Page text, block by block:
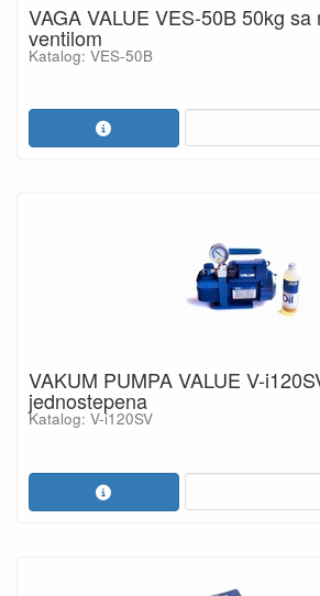
VAGA VALUE VES-50B 50kg sa
ventilom
Katalog: VES-50B
VAKUM PUMPA VALUE V-
jednostepena
Katalog: V-i120SV